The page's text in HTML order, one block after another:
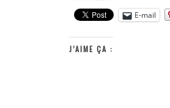
E-mail
J’AIME ÇA :